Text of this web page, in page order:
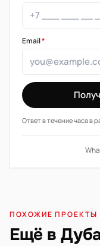
Email*
Ответ в течение часа в
ПОХОЖИЕ ПРОЕКТЫ
Ещё в